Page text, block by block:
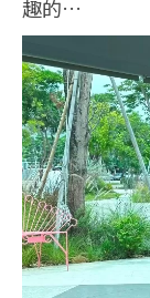
趣的…